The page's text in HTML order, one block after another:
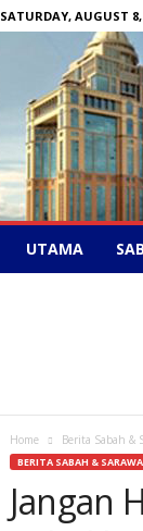
SATURDAY, AUGUST 8,
UTAMA
Home Berita Sabah &
BERITA SABAH &
Jangan